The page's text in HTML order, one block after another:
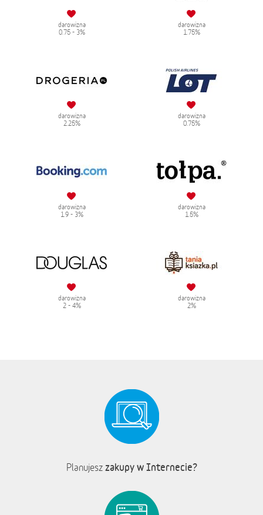
darowizna
0.75 - 3%
darowizna
1.75%
darowizna
2.25%
darowizna
0.75%
darowizna
1.9 - 3%
darowizna
1.5%
darowizna
2 - 4%
darowizna
2%
Planujesz zakupy w Internecie?